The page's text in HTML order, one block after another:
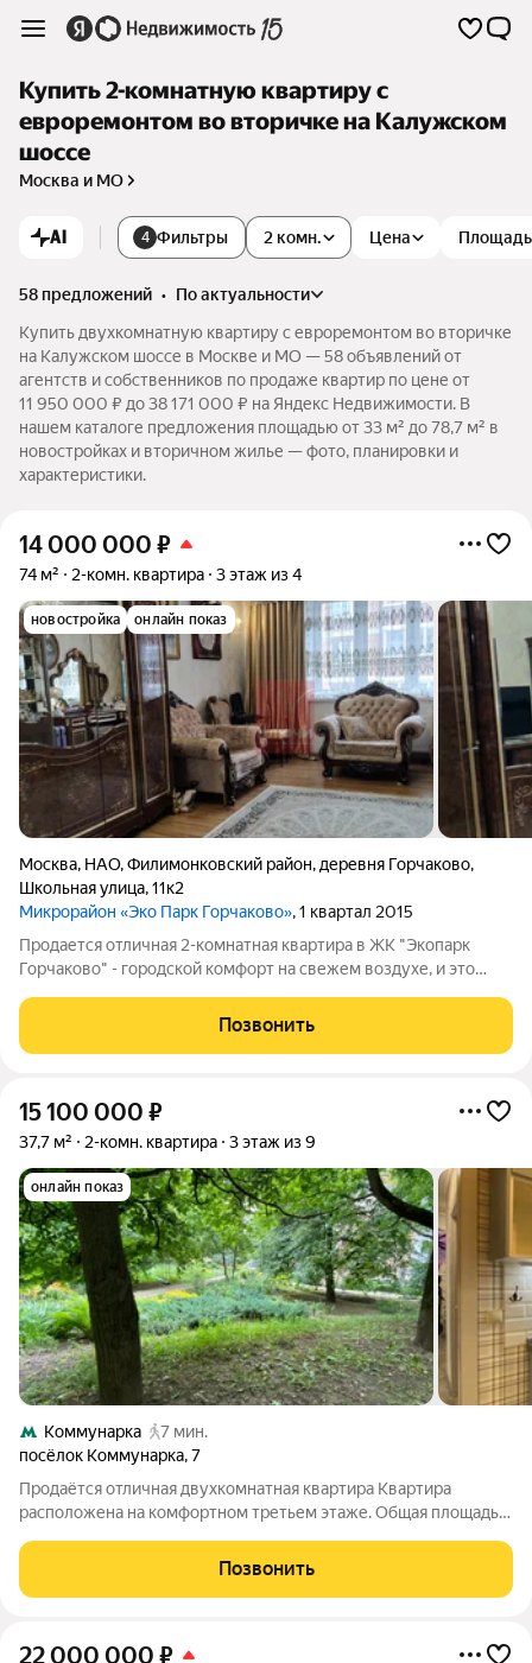
Купить 2-комнатную квартиру с
евроремонтом во вторичке на Калужском
шоссе
Москва и МО
AI 4 Фильтры 2 комн. Цена Площадь
58 предложений •
по актуальности
Купить двухкомнатную квартиру с евроремонтом во вторичке
на Калужском шоссе в Москве и МО — 58 объявлений от
агентств и собственников по продаже квартир по цене от
11 950 000 ₽ до 38 171 000 ₽ на Яндекс Недвижимости. В
нашем каталоге предложения площадью от 33 м² до 78,7 м² в
новостройках и вторичном жилье — фото, планировки и
характеристики.
14 000 000 ₽
74 м² 2-комн. квартира 3 этаж из 4
новостройка онлайн показ
Москва, НАО,Филимонковский район, деревня Горчаково,
Школьная улица,11к2
Микрорайон «Эко Парк Горчаково», 1 квартал 2015
Продается отличная 2-комнатная квартира в ЖК "Экопарк
Горчаково" - городской комфорт на свежем воздухе, и это
лоджия. Комнаты с удобной планировкой на две стороны.
Монолитно-кирпичный дом 2014
Позвонить
15 100 000 ₽
37,7 м² 2-комн. квартира 3 этаж из 9
онлайн показ
Коммунарка
7 мин.
посёлок Коммунарка,7
Продаётся отличная двухкомнатная квартира Квартира
расположена на комфортном третьем этаже. Общая площадь
Преимущества квартиры: Отличный ремонт, который не
требует дополнительных вложений.
Позвонить
22 000 000 ₽